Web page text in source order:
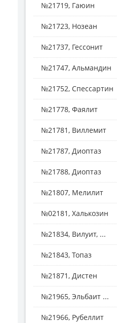
№21719, Гаюин
№21723, Нозеан
№21737, Гессонит
№21747, Альмандин
№21752, Спессартин
№21778, Фаялит
№21781, Виллемит
№21787, Диоптаз
№21788, Диоптаз
№21807, Мелилит
№02181, Халькозин
№21834, Вилуит, ...
№21843, Топаз
№21871, Дистен
№21965, Эльбаит ...
№21966, Рубеллит